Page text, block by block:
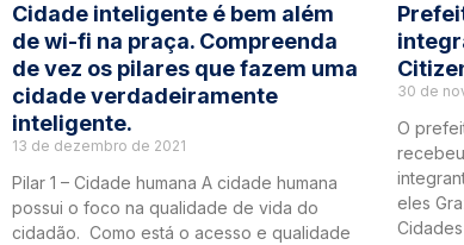
Cidade inteligente é bem além
de wi-fi na praça. Compreenda
de vez os pilares que fazem uma
cidade verdadeiramente
inteligente.
13 de dezembro de 2021
Pilar 1 – Cidade humana A cidade humana
possui o foco na qualidade de vida do
cidadão. Como está o acesso e qualidade
30 de
O
eles
Cidades